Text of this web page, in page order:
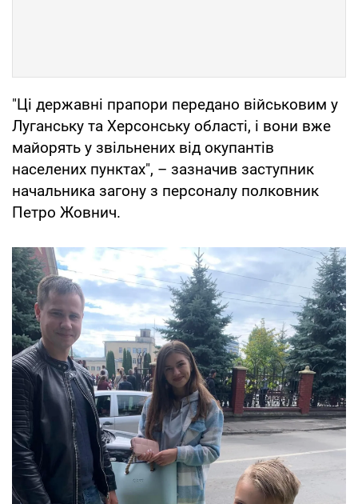
"Ці державні прапори передано військовим у
Луганську та Херсонську області, і вони вже
майорять у звільнених від окупантів
населених пунктах", – зазначив заступник
начальника загону з персоналу полковник
Петро Жовнич.